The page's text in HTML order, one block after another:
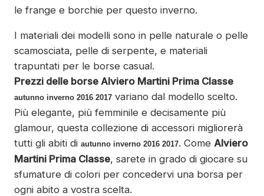
le frange e borchie per questo inverno.
I materiali dei modelli sono in pelle naturale o pelle
scamosciata, pelle di serpente, e materiali
trapuntati per le borse casual.
Prezzi delle borse Alviero Martini Prima Classe
autunno inverno 2016 2017 variano dal modello scelto.
Più elegante, più femminile e decisamente più
glamour, questa collezione di accessori migliorerà
tutti gli abiti di autunno inverno 2016 2017. Come Alviero
Martini Prima Classe, sarete in grado di giocare su
sfumature di colori per concedervi una borsa per
ogni abito a vostra scelta.